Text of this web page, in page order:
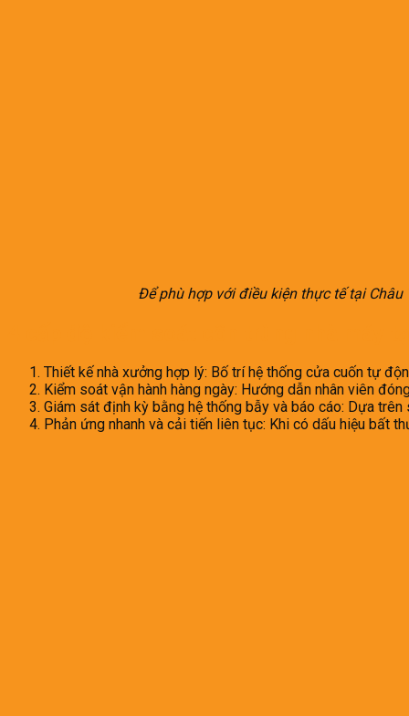
Để phù hợp với điều kiện thực tế tại
Thiết kế nhà xưởng hợp lý: Bố trí hệ thống cửa cuốn tự
Kiểm soát vận hành hàng ngày: Hướng dẫn nhân viên
Giám sát định kỳ bằng hệ thống bẫy và báo cáo: Dựa
Phản ứng nhanh và cải tiến liên tục: Khi có dấu hiệu bất